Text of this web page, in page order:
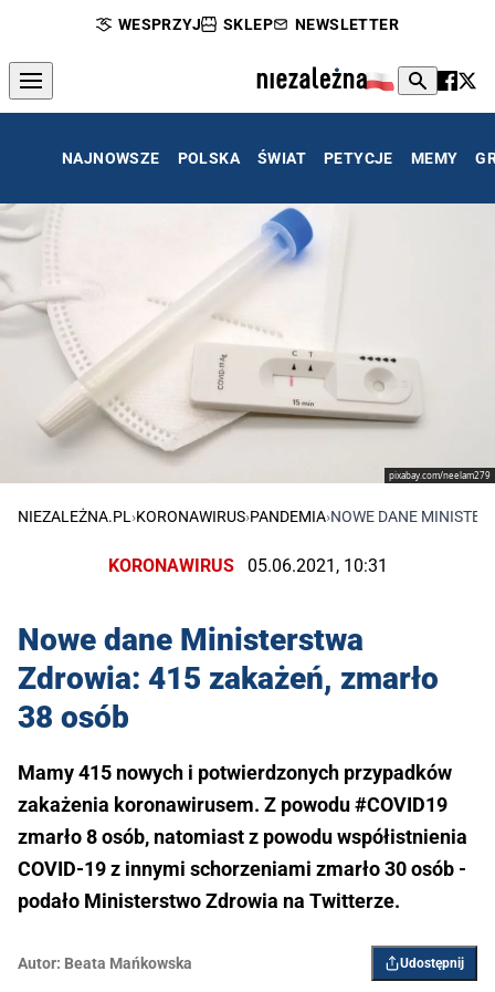
WESPRZYJ SKLEP NEWSLETTER
NAJNOWSZE POLSKA ŚWIAT PETYCJE MEMY
pixabay.com/neelam279
NIEZALEŻNA.PL ›KORONAWIRUS›PANDEMIA›NOWE DANE
KORONAWIRUS 05.06.2021, 10:31
Nowe dane Ministerstwa
Zdrowia: 415 zakażeń, zmarło
38 osób
Mamy 415 nowych i potwierdzonych przypadków
zakażenia koronawirusem. Z powodu #COVID19
zmarło 8 osób, natomiast z powodu współistnienia
COVID-19 z innymi schorzeniami zmarło 30 osób -
podało Ministerstwo Zdrowia na Twitterze.
Autor: Beata Mańkowska Udostępnij